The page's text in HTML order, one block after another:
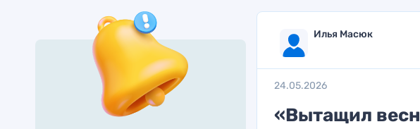
Илья Масюк
24.05.2026
«Вытащил